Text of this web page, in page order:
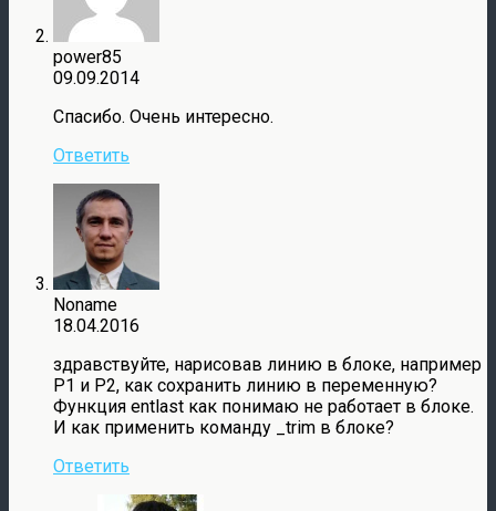
power85
09.09.2014
Спасибо. Очень интересно.
Ответить
Noname
18.04.2016
здравствуйте, нарисовав линию в блоке, например
P1 и P2, как сохранить линию в переменную?
Функция entlast как понимаю не работает в блоке.
И как применить команду _trim в блоке?
Ответить